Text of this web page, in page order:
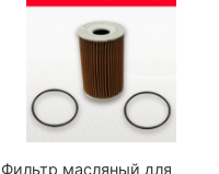
Фильтр масляный для